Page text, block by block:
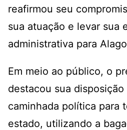
reafirmou seu
sua atuação e levar sua
administrativa para
Em meio ao público, o
destacou sua disposição
caminhada política para
estado, utilizando a